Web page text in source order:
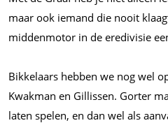
maar ook iemand die nooit
middenmotor in de eredivisie
Bikkelaars hebben we nog wel
Kwakman en Gillissen. Gorter
laten spelen, en dan wel als